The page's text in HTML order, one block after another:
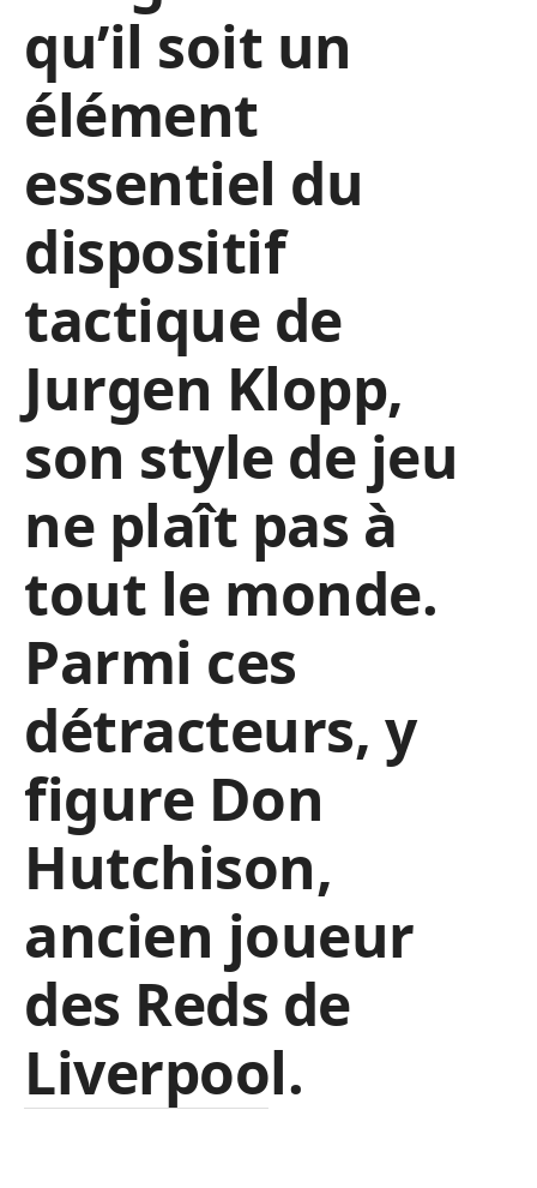
qu’il soit un
élément
essentiel du
dispositif
tactique de
Jurgen Klopp,
son style de jeu
ne plaît pas à
tout le monde.
Parmi ces
détracteurs, y
figure Don
Hutchison,
ancien joueur
des Reds de
Liverpool.